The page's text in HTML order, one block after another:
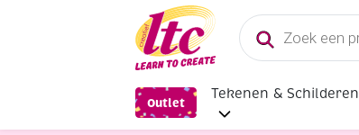
Producten
zoeken
Outlet
Tekenen & Schilderen